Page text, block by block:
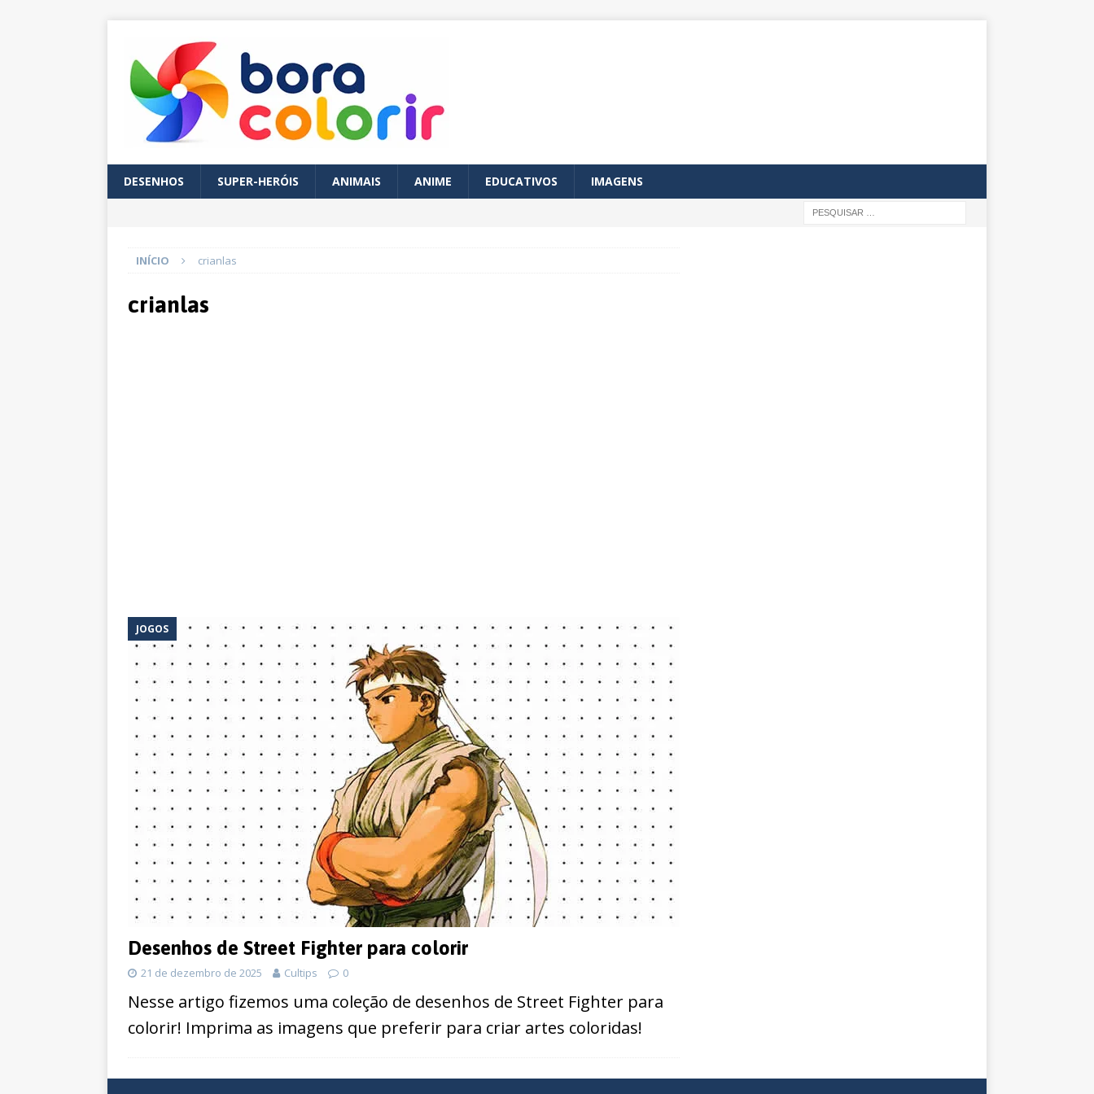
DESENHOS SUPER-HERÓIS ANIMAIS ANIME EDUCATIVOS IMAGENS
INÍCIO crianlas
crianlas
JOGOS
Desenhos de Street Fighter para colorir
21 de dezembro de 2025 Cultips 0
Nesse artigo fizemos uma coleção de desenhos de Street Fighter para
colorir! Imprima as imagens que preferir para criar artes coloridas!